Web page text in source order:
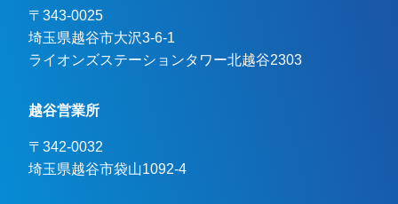
〒343-0025
埼玉県越谷市大沢3-6-1
ライオンズステーションタワー北越谷2303
越谷営業所
〒342-0032
埼玉県越谷市袋山1092-4